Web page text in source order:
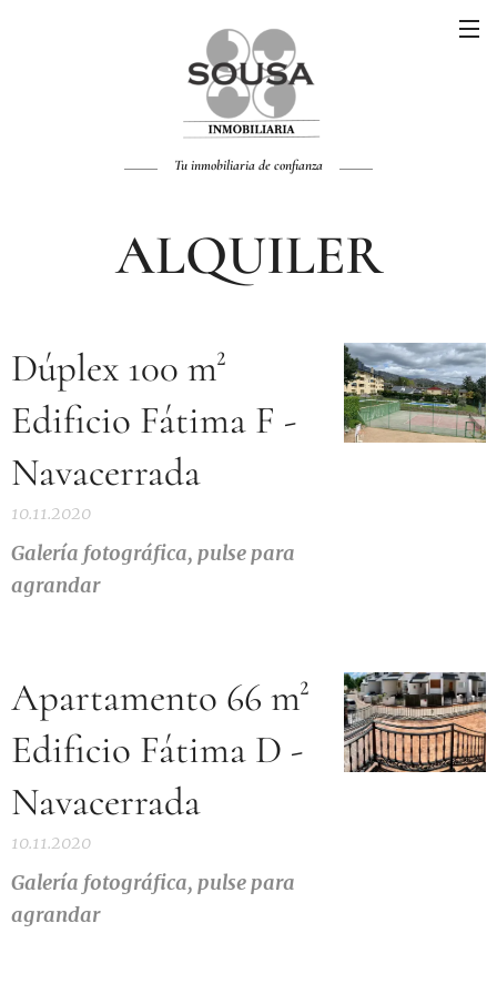
Tu inmobiliaria de confianza
ALQUILER
Dúplex 100 m²
Edificio Fátima F -
Navacerrada
10.11.2020
Galería fotográfica, pulse para
agrandar
Apartamento 66 m²
Edificio Fátima D -
Navacerrada
10.11.2020
Galería fotográfica, pulse para
agrandar